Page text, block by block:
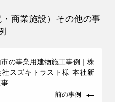
商業施設）その他の事
の事業用建物施工事例｜株
社スズキトラスト様 本社新
前の事例